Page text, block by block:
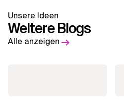
Unsere Ideen
Weitere Blogs
Alle anzeigen